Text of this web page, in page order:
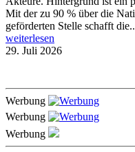
Mit der zu 90 % über die
geförderten Stelle schafft
weiterlesen
29. Juli 2026
Werbung
Werbung
Werbung